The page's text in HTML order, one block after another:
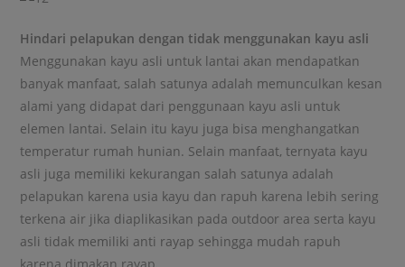
Hindari pelapukan dengan tidak menggunakan kayu asli
Menggunakan kayu asli untuk lantai akan mendapatkan
banyak manfaat, salah satunya adalah memunculkan kesan
alami yang didapat dari penggunaan kayu asli untuk
elemen lantai. Selain itu kayu juga bisa menghangatkan
temperatur rumah hunian. Selain manfaat, ternyata kayu
asli juga memiliki kekurangan salah satunya adalah
pelapukan karena usia kayu dan rapuh karena lebih sering
terkena air jika diaplikasikan pada outdoor area serta kayu
asli tidak memiliki anti rayap sehingga mudah rapuh